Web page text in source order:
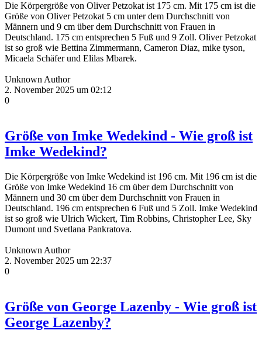
Die Körpergröße von Oliver Petzokat ist 175 cm. Mit 175 cm ist die
Größe von Oliver Petzokat 5 cm unter dem Durchschnitt von
Männern und 9 cm über dem Durchschnitt von Frauen in
Deutschland. 175 cm entsprechen 5 Fuß und 9 Zoll. Oliver Petzokat
ist so groß wie Bettina Zimmermann, Cameron Diaz, mike tyson,
Micaela Schäfer und Elilas Mbarek.
Unknown Author
2. November 2025 um 02:12
0
Größe von Imke Wedekind - Wie groß ist
Imke Wedekind?
Die Körpergröße von Imke Wedekind ist 196 cm. Mit 196 cm ist die
Größe von Imke Wedekind 16 cm über dem Durchschnitt von
Männern und 30 cm über dem Durchschnitt von Frauen in
Deutschland. 196 cm entsprechen 6 Fuß und 5 Zoll. Imke Wedekind
ist so groß wie Ulrich Wickert, Tim Robbins, Christopher Lee, Sky
Dumont und Svetlana Pankratova.
Unknown Author
2. November 2025 um 22:37
0
Größe von George Lazenby - Wie groß ist
George Lazenby?